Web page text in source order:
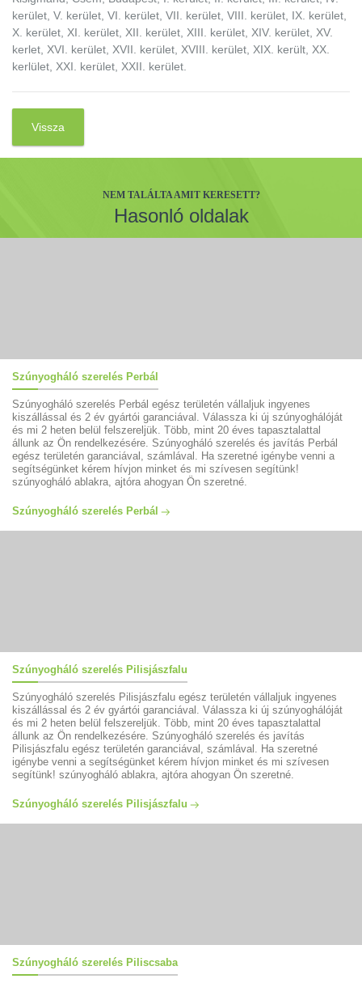
kerület, V. kerület, VI. kerület, VII. kerület, VIII. kerület, IX. kerület,
X. kerület, XI. kerület, XII. kerület, XIII. kerület, XIV. kerület, XV.
kerlet, XVI. kerület, XVII. kerület, XVIII. kerület, XIX. került, XX.
kerlület, XXI. kerület, XXII. kerület.
Vissza
NEM TALÁLTA AMIT KERESETT?
Hasonló oldalak
Szúnyogháló szerelés Perbál
Szúnyogháló szerelés Perbál egész területén vállaljuk ingyenes
kiszállással és 2 év gyártói garanciával. Válassza ki új szúnyoghálóját
és mi 2 heten belül felszereljük. Több, mint 20 éves tapasztalattal
állunk az Ön rendelkezésére. Szúnyogháló szerelés és javítás Perbál
egész területén garanciával, számlával. Ha szeretné igénybe venni a
segítségünket kérem hívjon minket és mi szívesen segítünk!
szúnyogháló ablakra, ajtóra ahogyan Ön szeretné.
Szúnyogháló szerelés Perbál
Szúnyogháló szerelés Pilisjászfalu
Szúnyogháló szerelés Pilisjászfalu egész területén vállaljuk ingyenes
kiszállással és 2 év gyártói garanciával. Válassza ki új szúnyoghálóját
és mi 2 heten belül felszereljük. Több, mint 20 éves tapasztalattal
állunk az Ön rendelkezésére. Szúnyogháló szerelés és javítás
Pilisjászfalu egész területén garanciával, számlával. Ha szeretné
igénybe venni a segítségünket kérem hívjon minket és mi szívesen
segítünk! szúnyogháló ablakra, ajtóra ahogyan Ön szeretné.
Szúnyogháló szerelés Pilisjászfalu
Szúnyogháló szerelés Piliscsaba